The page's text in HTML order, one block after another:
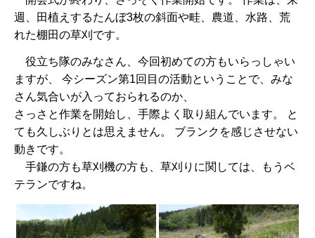
週、田植えするたんぼ3枚の斜面や畦、農道、水路、荒
れた棚田の草刈です。
役立ち隊のみなさん、今回初めての方もいらっしゃい
ますが、 今シーズン第1回目の活動ということで、みな
さん気合いが入っておられるのか、
さっさと作業を開始し、手際よく取り組んでいます。 と
ても久しぶりとは思えません。 ブランクを感じさせない
動きです。
手鎌の方も草刈機の方も、草刈りに関しては、もうベ
テランですね。